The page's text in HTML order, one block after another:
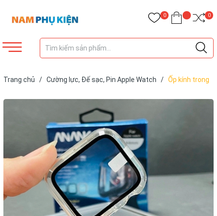
0 0
Trang chủ / Cường lực, Đế sạc, Pin Apple Watch / Ốp kính trong